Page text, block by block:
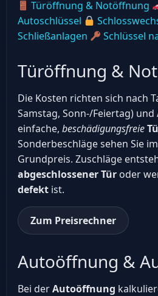
Türöffnung & Notöffnung
Autoschlüssel
Schließanlagen
Schlüssel
Türöffnung &
Die Kosten richten sich nach
Samstag, Sonn-/Feiertag)
einfache, beschädigungsfreie
Sonderbeschläge sehen Sie
Grundpreis. Zuschläge
abgeschlossener Tür oder
defekt ist.
Zum Preisrechner
Autoöffnung &
Bei derAutoöffnung